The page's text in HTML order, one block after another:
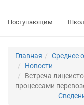
Поступающим
Главная
Среднее
Новости
Встреча
процессами